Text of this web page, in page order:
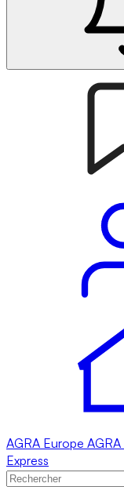
AGRA Europe AGRA
Express